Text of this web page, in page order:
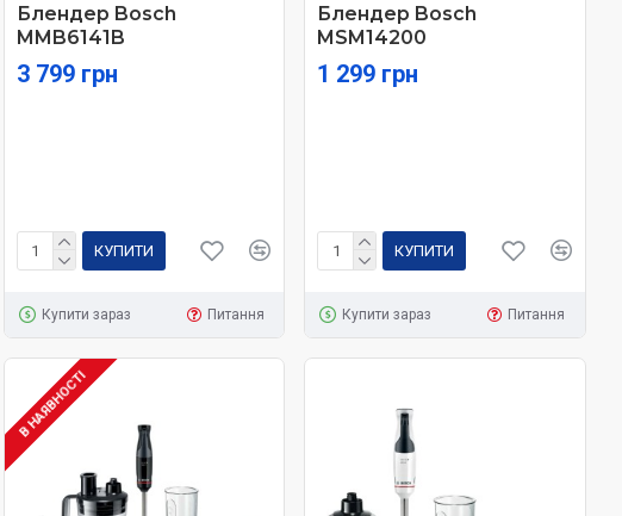
Блендер Bosch
MMB6141B
3 799 грн
КУПИТИ
Купити зараз Питання
Блендер Bosch
MSM14200
1 299 грн
КУПИТИ
Купити зараз Питання
В НАЯВНОСТІ